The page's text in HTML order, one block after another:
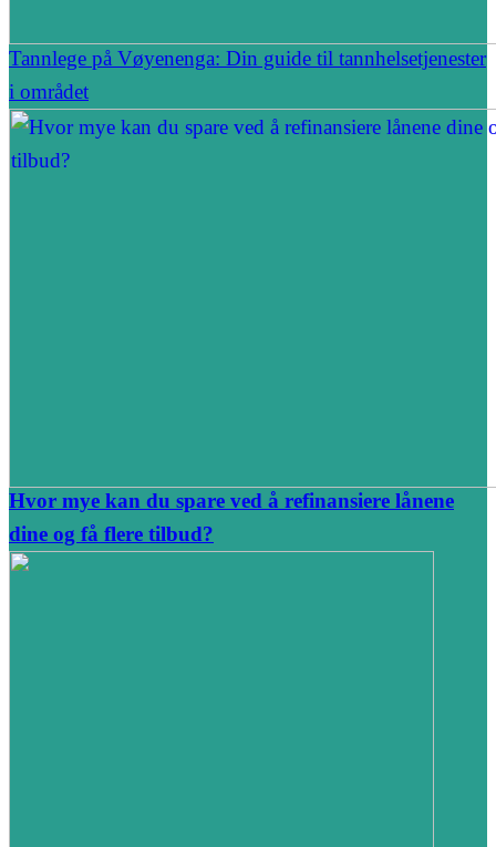
Tannlege på Vøyenenga: Din guide til tannhelsetjenester
i området
Hvor mye kan du spare ved å refinansiere lånene
dine og få flere tilbud?